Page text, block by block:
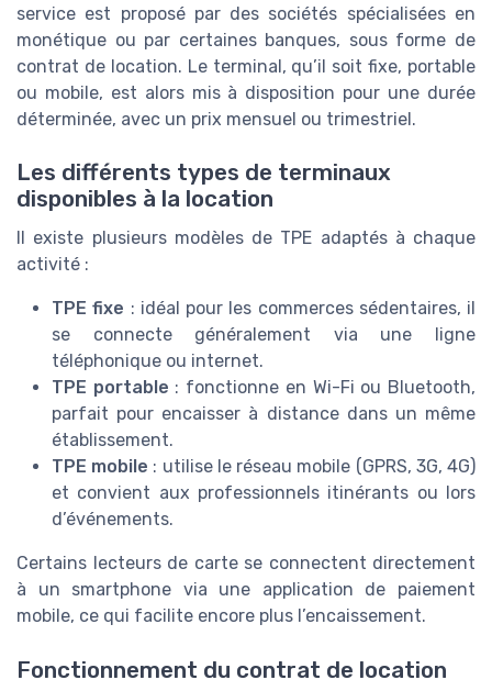
service est proposé par des sociétés spécialisées en
monétique ou par certaines banques, sous forme de
contrat de location. Le terminal, qu’il soit fixe, portable
ou mobile, est alors mis à disposition pour une durée
déterminée, avec un prix mensuel ou trimestriel.
Les différents types de terminaux
disponibles à la location
Il existe plusieurs modèles de TPE adaptés à chaque
activité :
TPE fixe : idéal pour les commerces sédentaires, il
se connecte généralement via une ligne
téléphonique ou internet.
TPE portable : fonctionne en Wi-Fi ou Bluetooth,
parfait pour encaisser à distance dans un même
établissement.
TPE mobile : utilise le réseau mobile (GPRS, 3G, 4G)
et convient aux professionnels itinérants ou lors
d’événements.
Certains lecteurs de carte se connectent directement
à un smartphone via une application de paiement
mobile, ce qui facilite encore plus l’encaissement.
Fonctionnement du contrat de location